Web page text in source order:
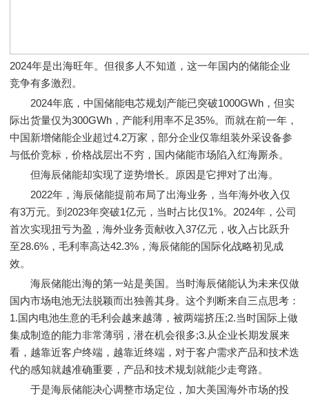
2024年是出海旺年。但很多人不知道，这一年国内的储能企业
竞争有多激烈。
2024年底，中国储能电芯规划产能已突破1000GWh，但实
际出货量仅为300GWh，产能利用率不足35%。而就在前一年，
中国新增储能企业超过4.2万家，部分企业仅靠组装外采设备参
与低价竞标，价格战层出不穷，国内储能市场陷入红海厮杀。
但海辰储能却实现了逆势增长。原因是它押对了出海。
2022年，海辰储能提前布局了出海业务，当年海外收入仅
有3万元。到2023年突破1亿元，当时占比仅1%。2024年，公司
首次实现扭亏为盈，海外业务贡献收入37亿元，收入占比跃升
至28.6%，毛利率高达42.3%，海辰储能的国际化战略初见成
效。
海辰储能出海的第一站是美国。当时海辰储能认为未来仅做
国内市场电池无法脱颖而出独善其身。这个判断来自三点思考：
1.国内电池生意的毛利会越来越薄，被两端挤压;2.当时国际上做
集成制造的能力非常薄弱，潜在机会很多;3.从企业长期发展来
看，越靠近客户终端，越靠近终端，对于客户需求产品和技术迭
代的感知就越准确重要，产品和技术规划就能少走弯路。
于是海辰储能决心调整市场定位，加大美国海外市场的投